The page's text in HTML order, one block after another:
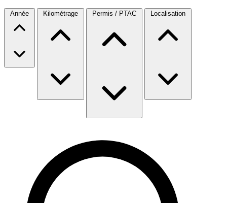
Année Kilométrage Permis / PTAC Localisation